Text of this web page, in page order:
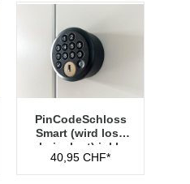
PinCodeSchloss
Smart (wird lose
beigelegt) inkl.
Managementschl
üssel
40,95 CHF*